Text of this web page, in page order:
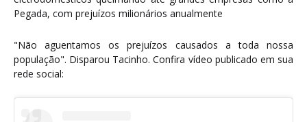
Pegada, com prejuízos milionários anualmente
"Não aguentamos os prejuízos causados a toda nossa
população". Disparou Tacinho. Confira vídeo publicado em sua
rede social: